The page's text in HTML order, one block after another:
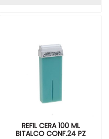
REFIL CERA 100 ML
BITALCO CONF.24 PZ